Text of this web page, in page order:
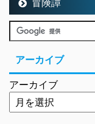
冒険譚
アーカイブ
アーカイブ